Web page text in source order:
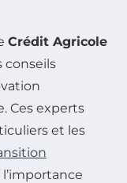
Crédit Agricole
conseils
Ces experts
et les